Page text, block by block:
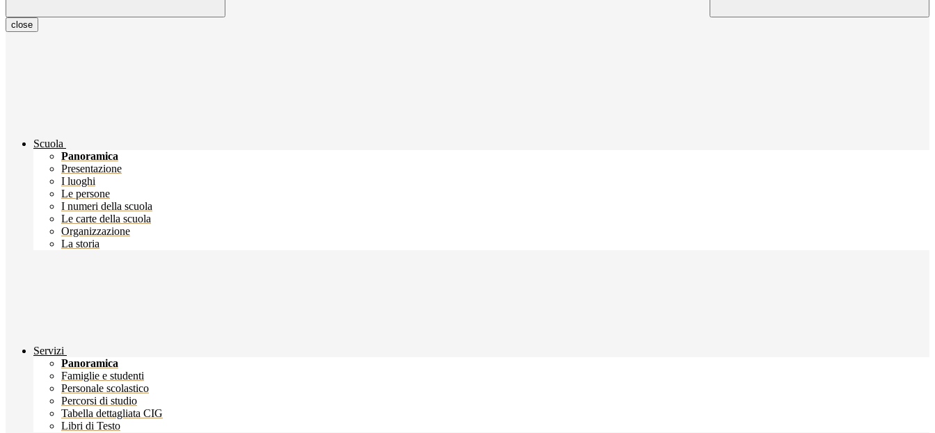
close
Scuola
Panoramica
Presentazione
I luoghi
Le persone
I numeri della scuola
Le carte della scuola
Organizzazione
La storia
Servizi
Panoramica
Famiglie e studenti
Personale scolastico
Percorsi di studio
Tabella dettagliata CIG
Libri di Testo